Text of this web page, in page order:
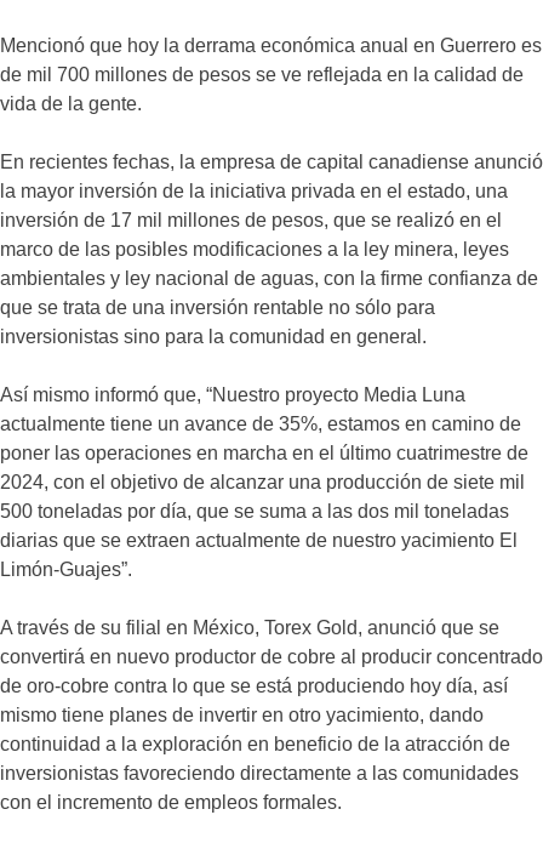
Mencionó que hoy la derrama económica anual en Guerrero es
de mil 700 millones de pesos se ve reflejada en la calidad de
vida de la gente.
En recientes fechas, la empresa de capital canadiense anunció
la mayor inversión de la iniciativa privada en el estado, una
inversión de 17 mil millones de pesos, que se realizó en el
marco de las posibles modificaciones a la ley minera, leyes
ambientales y ley nacional de aguas, con la firme confianza de
que se trata de una inversión rentable no sólo para
inversionistas sino para la comunidad en general.
Así mismo informó que, “Nuestro proyecto Media Luna
actualmente tiene un avance de 35%, estamos en camino de
poner las operaciones en marcha en el último cuatrimestre de
2024, con el objetivo de alcanzar una producción de siete mil
500 toneladas por día, que se suma a las dos mil toneladas
diarias que se extraen actualmente de nuestro yacimiento El
Limón-Guajes”.
A través de su filial en México, Torex Gold, anunció que se
convertirá en nuevo productor de cobre al producir concentrado
de oro-cobre contra lo que se está produciendo hoy día, así
mismo tiene planes de invertir en otro yacimiento, dando
continuidad a la exploración en beneficio de la atracción de
inversionistas favoreciendo directamente a las comunidades
con el incremento de empleos formales.